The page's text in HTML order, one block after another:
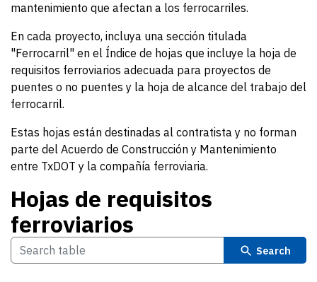
mantenimiento que afectan a los ferrocarriles.
En cada proyecto, incluya una sección titulada
"Ferrocarril" en el Índice de hojas que incluye la hoja de
requisitos ferroviarios adecuada para proyectos de
puentes o no puentes y la hoja de alcance del trabajo del
ferrocarril.
Estas hojas están destinadas al contratista y no forman
parte del Acuerdo de Construcción y Mantenimiento
entre TxDOT y la compañía ferroviaria.
Hojas de requisitos
ferroviarios
Search